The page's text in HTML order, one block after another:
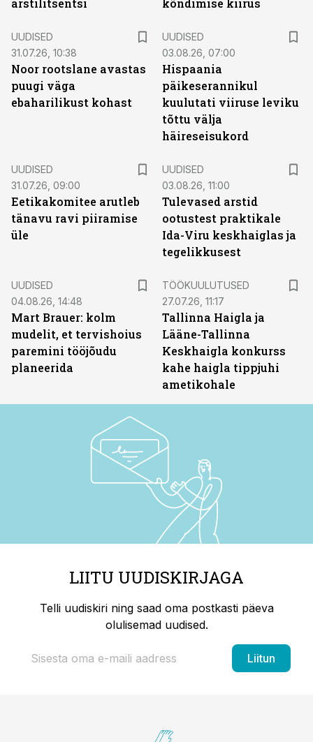
arstilitsentsi kõndimise kiirus
UUDISED
31.07.26, 10:38
Noor rootslane avastas
puugi väga
ebaharilikust kohast
UUDISED
03.08.26, 07:00
Hispaania
päikeserannikul
kuulutati viiruse leviku
tõttu välja
häireseisukord
UUDISED
31.07.26, 09:00
Eetikakomitee arutleb
tänavu ravi piiramise
üle
UUDISED
03.08.26, 11:00
Tulevased arstid
ootustest praktikale
Ida-Viru keskhaiglas ja
tegelikkusest
UUDISED
04.08.26, 14:48
Mart Brauer: kolm
mudelit, et tervishoius
paremini tööjõudu
planeerida
TÖÖKUULUTUSED
27.07.26, 11:17
Tallinna Haigla ja
Lääne-Tallinna
Keskhaigla konkurss
kahe haigla tippjuhi
ametikohale
LIITU UUDISKIRJAGA
Telli uudiskiri ning saad oma postkasti päeva
olulisemad uudised.
Liitun